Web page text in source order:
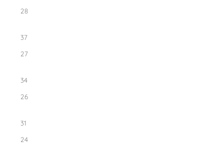
28
37
27
34
26
31
24